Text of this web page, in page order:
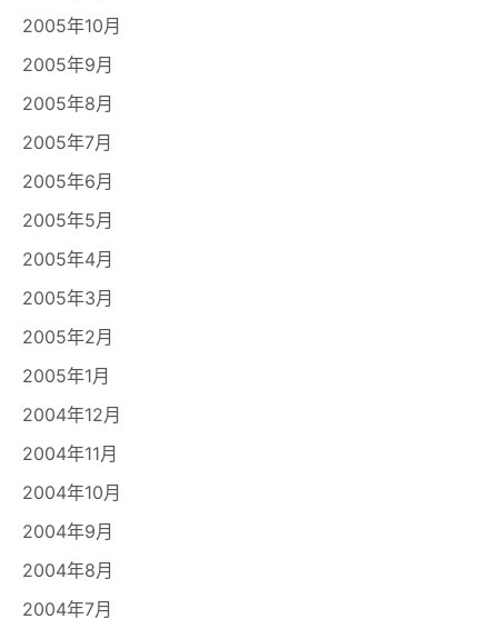
2005年10月
2005年9月
2005年8月
2005年7月
2005年6月
2005年5月
2005年4月
2005年3月
2005年2月
2005年1月
2004年12月
2004年11月
2004年10月
2004年9月
2004年8月
2004年7月